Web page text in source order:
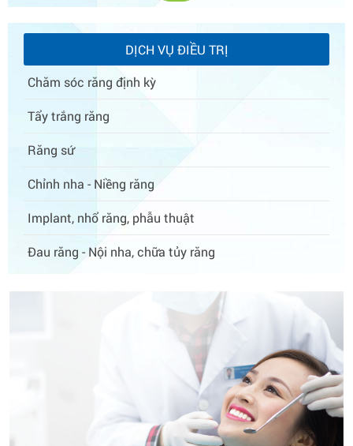
DỊCH VỤ ĐIỀU TRỊ
Chăm sóc răng định kỳ
Tẩy trắng răng
Răng sứ
Chỉnh nha - Niềng răng
Implant, nhổ răng, phẫu thuật
Đau răng - Nội nha, chữa tủy răng